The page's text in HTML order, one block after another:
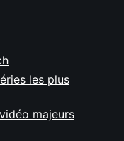
les plus
majeurs